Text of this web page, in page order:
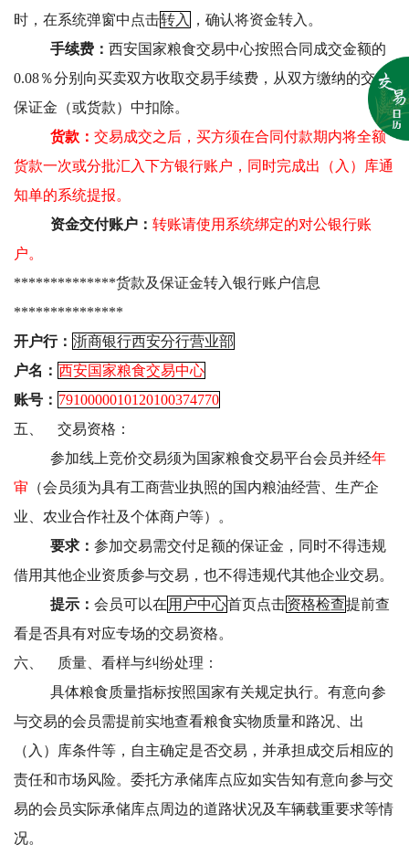
时，在系统弹窗中点击转入
，确认将资金转入。
手续费： 西安国家粮食交易中心按照合同成交金额的
0.08％分别向买卖双方收取交易手续费，从双方缴纳的交易
保证金（或货款）中扣除。
货款： 交易成交之后，买方须在合同付款期内将全额
货款一次或分批汇入下方银行账户，同时完成出（入）库通
知单的系统提报。
资金交付账户： 转账请使用系统绑定的对公银行账
户。
**************货款及保证金转入银行账户信息
***************
开户行： 浙商银行西安分行营业部
户名： 西安国家粮食交易中心
账号： 7910000010120100374770
五、
交易资格：
参加线上竞价交易须为国家粮食交易平台会员并经年
审 （会员须为具有工商营业执照的国内粮油经营、生产企
业、农业合作社及个体商户等）。
要求： 参加交易需交付足额的保证金，同时不得违规
借用其他企业资质参与交易，也不得违规代其他企业交易。
提示： 会员可以在 用户中心首页点击资格检查提前查
看是否具有对应专场的交易资格。
六、
质量、看样与纠纷处理：
具体粮食质量指标按照国家有关规定执行。有意向参
与交易的会员需提前实地查看粮食实物质量和路况、出
（入）库条件等，自主确定是否交易，并承担成交后相应的
责任和市场风险。委托方承储库点应如实告知有意向参与交
易的会员实际承储库点周边的道路状况及车辆载重要求等情
况。